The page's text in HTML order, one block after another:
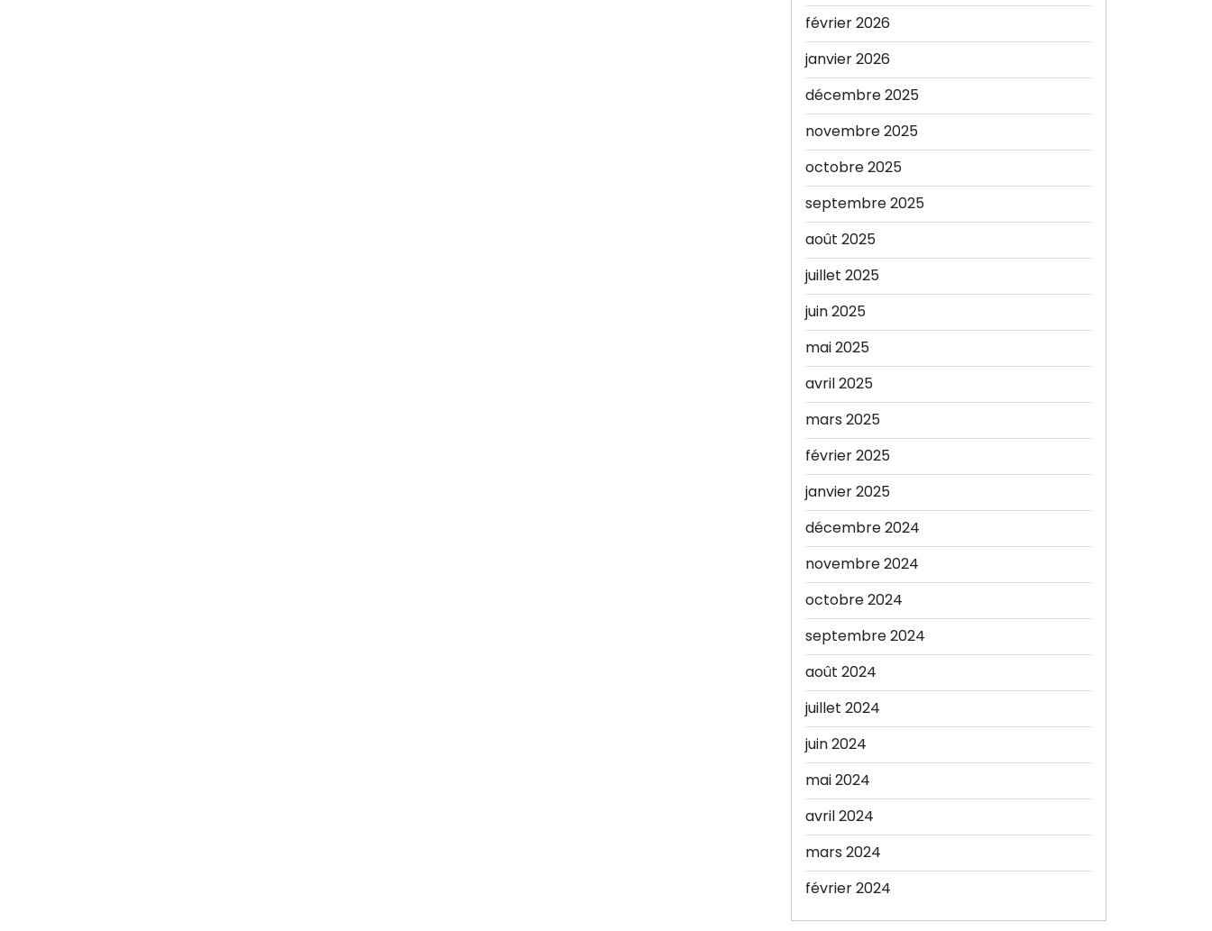
février 2026
janvier 2026
décembre 2025
novembre 2025
octobre 2025
septembre 2025
août 2025
juillet 2025
juin 2025
mai 2025
avril 2025
mars 2025
février 2025
janvier 2025
décembre 2024
novembre 2024
octobre 2024
septembre 2024
août 2024
juillet 2024
juin 2024
mai 2024
avril 2024
mars 2024
février 2024